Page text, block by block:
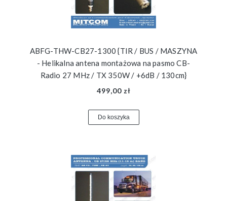
ABFG-THW-CB27-1300 {TIR / BUS / MASZYNA
- Helikalna antena montażowa na pasmo CB-
Radio 27 MHz / TX 350W / +6dB / 130cm}
499,00 zł
Do koszyka